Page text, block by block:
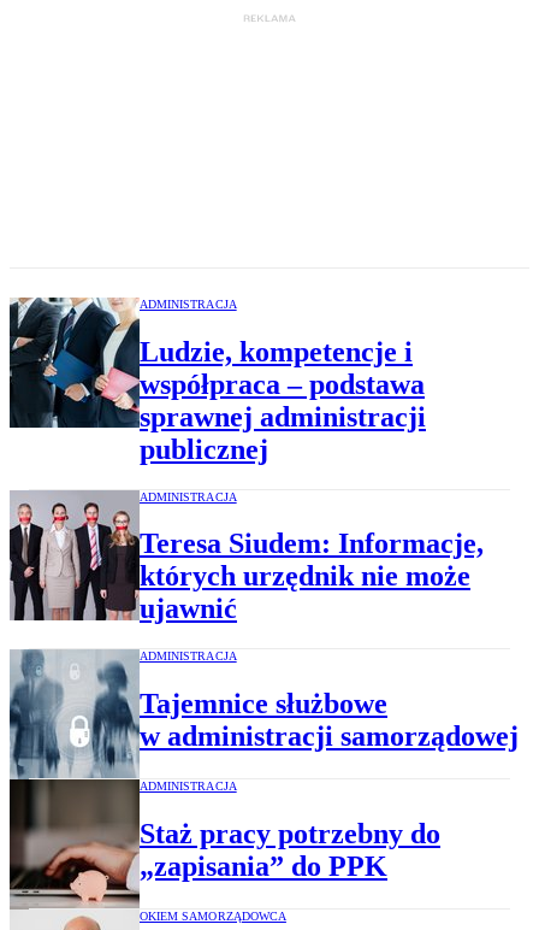
ADMINISTRACJA
Ludzie, kompetencje i
współpraca – podstawa
sprawnej administracji
publicznej
ADMINISTRACJA
Teresa Siudem: Informacje,
których urzędnik nie może
ujawnić
ADMINISTRACJA
Tajemnice służbowe
w administracji samorządowej
ADMINISTRACJA
Staż pracy potrzebny do
„zapisania” do PPK
OKIEM SAMORZĄDOWCA